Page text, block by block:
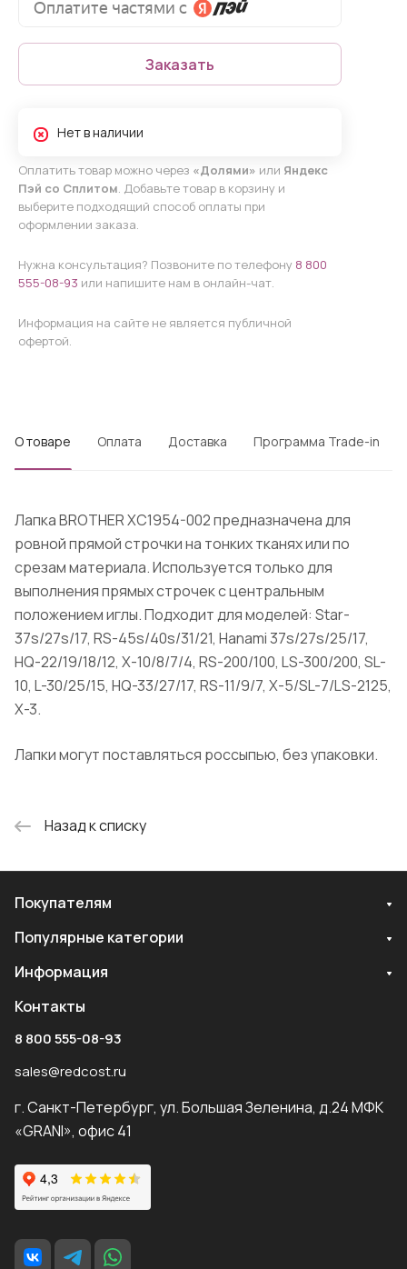
Заказать
Нет в наличии
Оплатить товар можно через «Долями» или Яндекс
Пэй со Сплитом. Добавьте товар в корзину и
выберите подходящий способ оплаты при
оформлении заказа.
Нужна консультация? Позвоните по телефону 8 800
555-08-93 или напишите нам в онлайн-чат.
Информация на сайте не является публичной
офертой.
О товаре Оплата Доставка Программа Trade-in
Лапка BROTHER XC1954-002 предназначена для
ровной прямой строчки на тонких тканях или по
срезам материала. Используется только для
выполнения прямых строчек с центральным
положением иглы. Подходит для моделей: Star-
37s/27s/17, RS-45s/40s/31/21, Hanami 37s/27s/25/17,
HQ-22/19/18/12, X-10/8/7/4, RS-200/100, LS-300/200, SL-
10, L-30/25/15, HQ-33/27/17, RS-11/9/7, X-5/SL-7/LS-2125,
X-3.
Лапки могут поставляться россыпью, без упаковки.
Назад к списку
Покупателям
Популярные категории
Информация
Контакты
8 800 555-08-93
sales@redcost.ru
г. Санкт-Петербург, ул. Большая Зеленина, д.24 МФК
«GRANI», офис 41